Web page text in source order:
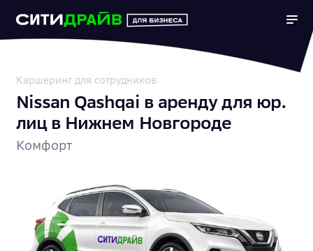
Каршеринг для сотрудников
Nissan Qashqai в аренду для юр.
лиц в Нижнем Новгороде
Комфорт